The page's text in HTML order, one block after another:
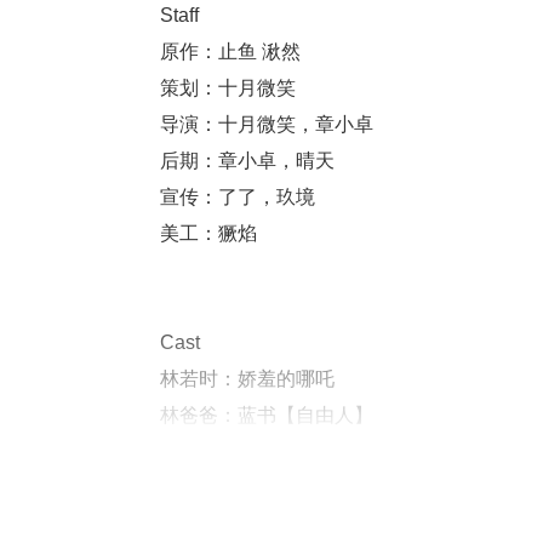
Staff
原作：止鱼 湫然
策划：十月微笑
导演：十月微笑，章小卓
后期：章小卓，晴天
宣传：了了，玖境
美工：獗焰
Cast
林若时：娇羞的哪吒
林爸爸：蓝书【自由人】